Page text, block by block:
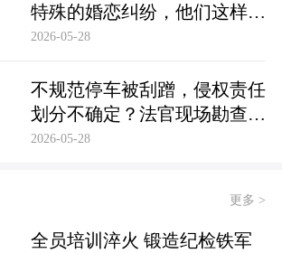
特殊的婚恋纠纷，他们这样化
解……
2026-05-28
不规范停车被刮蹭，侵权责任
划分不确定？法官现场勘查定
争纷
2026-05-28
更多 >
全员培训淬火 锻造纪检铁军